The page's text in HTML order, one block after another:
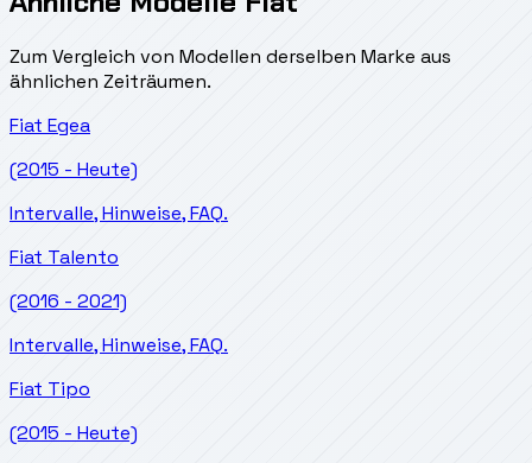
Zum Vergleich von Modellen derselben Marke aus
ähnlichen Zeiträumen.
Fiat Egea
(2015 - Heute)
Intervalle, Hinweise, FAQ.
Fiat Talento
(2016 - 2021)
Intervalle, Hinweise, FAQ.
Fiat Tipo
(2015 - Heute)